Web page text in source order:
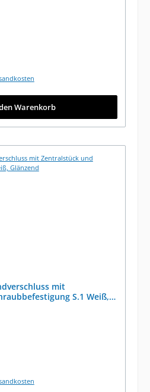
Warenkorb
mit
S.1 Weiß,